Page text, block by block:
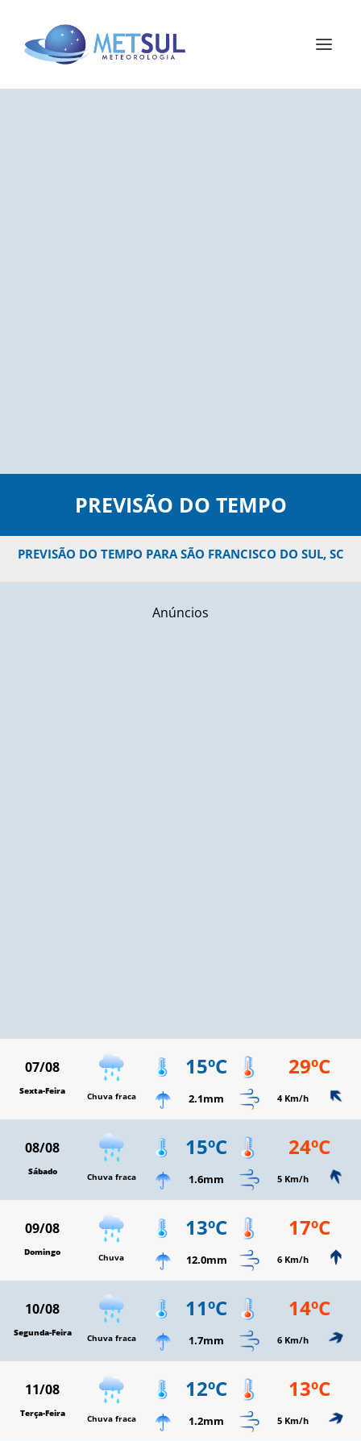
PREVISÃO DO TEMPO
PREVISÃO DO TEMPO PARA SÃO FRANCISCO DO SUL, SC
Anúncios
07/08
Sexta-Feira Chuva fraca
15ºC 29ºC
2.1mm 4 Km/h
08/08
Sábado Chuva fraca
15ºC 24ºC
1.6mm 5 Km/h
09/08
Domingo Chuva
13ºC 17ºC
12.0mm 6 Km/h
10/08
Segunda-Feira Chuva fraca
11ºC 14ºC
1.7mm 6 Km/h
11/08
Terça-Feira Chuva fraca
12ºC 13ºC
1.2mm 5 Km/h